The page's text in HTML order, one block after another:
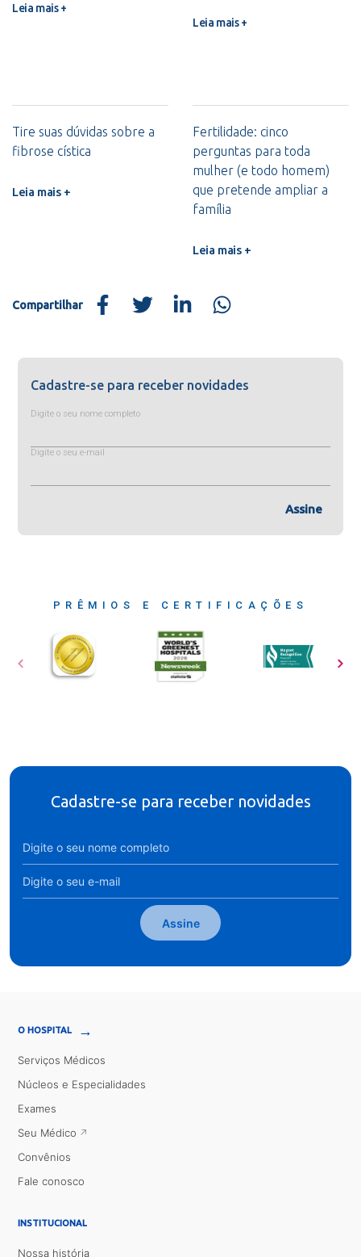
Leia mais +
Leia mais +
Tire suas dúvidas sobre a
fibrose cística
Leia mais +
Fertilidade: cinco
perguntas para toda
mulher (e todo homem)
que pretende ampliar a
família
Leia mais +
Compartilhar
Cadastre-se para receber novidades
Digite o seu nome completo
Digite o seu e-mail
Assine
PRÊMIOS E CERTIFICAÇÕES
Cadastre-se para receber novidades
Assine
O HOSPITAL →
Serviços Médicos
Núcleos e Especialidades
Exames
Seu Médico
Convênios
Fale conosco
INSTITUCIONAL
Nossa história